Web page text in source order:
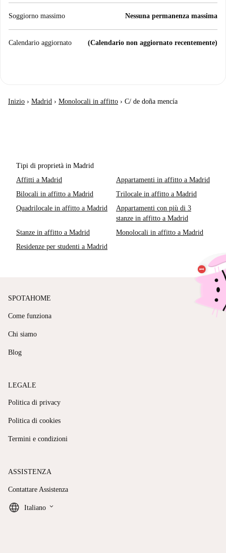
Soggiorno massimo Nessuna permanenza massima
Calendario aggiornato (Calendario non aggiornato recentemente)
Inizio › Madrid › Monolocali in affitto › C/ de doña mencía
Tipi di proprietà in Madrid
Affitti a Madrid
Appartamenti in affitto a Madrid
Bilocali in affitto a Madrid
Trilocale in affitto a Madrid
Quadrilocale in affitto a Madrid
Appartamenti con più di 3
stanze in affitto a Madrid
Stanze in affitto a Madrid
Monolocali in affitto a Madrid
Residenze per studenti a Madrid
SPOTAHOME
Come funziona
Chi siamo
Blog
LEGALE
Politica di privacy
Politica di cookies
Termini e condizioni
ASSISTENZA
Contattare Assistenza
Italiano keyboard_arrow_down